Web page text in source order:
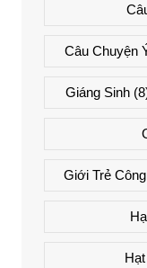
Câu Chuyện
Giáng Sinh
Giới Trẻ